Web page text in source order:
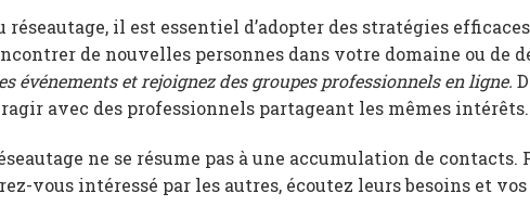
il est essentiel d’adopter des stratégies
de nouvelles personnes dans votre domaine ou de
événements et rejoignez des groupes professionnels en ligne.
avec des professionnels partageant les mêmes intérêts.
ne se résume pas à une accumulation de contacts.
vous intéressé par les autres, écoutez leurs besoins et